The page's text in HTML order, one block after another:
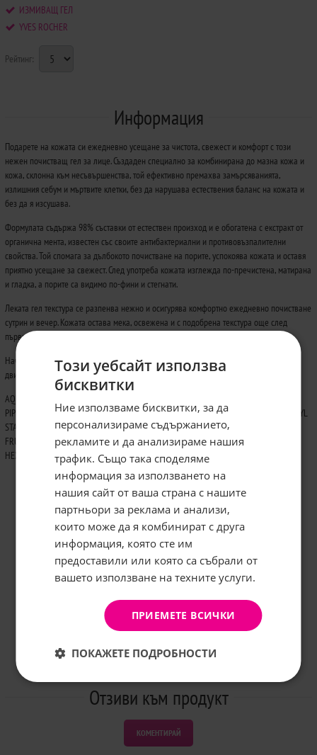
ИЗМИВАЩ ГЕЛ
YVES ROCHER
Рейтинг:
Информация
Подарете на кожата си ежедневно усещане за чистота, свежест и комфорт с този
нежен почистващ гел за лице. Създаден специално за комбинирана до мазна кожа и
кожа, склонна към несъвършенства, той ефективно премахва замърсяванията,
излишния себум и мъртвите клетки, без да нарушава естествения баланс на кожата и
без да я изсушава.
Формулата съдържа 98% съставки от естествен произход и е обогатена с екстракт от
органична мента, известен със своите антибактериални и противовъзпалителни
свойства. Той спомага за дълбокото почистване на порите, успокоява кожата и оставя
приятно усещане за свежест. След употреба кожата изглежда по-пречистена, матирана
и гладка, а порите са видимо по-фини и стегнати.
Леката гел текстура се разпенва нежно и осигурява комфортно ежедневно почистване
сутрин и вечер. Кожата остава мека, освежена и с подобрена текстура още след
първите употреби.
Начин на употреба: Нанесете върху влажна кожа на лицето с нежни масажни
движения, след което изплакнете обилно с вода. Избягвайте контакт с очите.
AQUA/WATER/EAU • GLYCERIN • DECYL GLUCOSIDE • XANTHAN GUM • MENTHA
PIPERITA (PEPPERMINT) LEAF WATER • COCAMIDOPROPYL BETAINE • HYDROXYPROPYL
STARCH PHOSPHATE • SODIUM BENZOATE • PАRFUM/FRAGRANCE • CITRIC ACID •
FRUCTOOLIGOSACCHARIDES • INULIN • POTASSIUM SORBATE • MENTHOL • 1,2-
HEXANEDIOL • CAPRYLYL GLYCOL • 10500v1
Отзиви към продукт
КОМЕНТИРАЙ
Този уебсайт използва
бисквитки
Ние използваме бисквитки, за да
персонализираме съдържанието,
рекламите и да анализираме нашия
трафик. Също така споделяме
информация за използването на
нашия сайт от ваша страна с нашите
партньори за реклама и анализи,
които може да я комбинират с друга
информация, която сте им
предоставили или която са събрали от
вашето използване на техните услуги.
ПРИЕМЕТЕ ВСИЧКИ
ПОКАЖЕТЕ ПОДРОБНОСТИ
Абонирайте се за бюлетина и
грабнете-5%отстъпка!
АБОНИРАНЕ
Не, благодаря